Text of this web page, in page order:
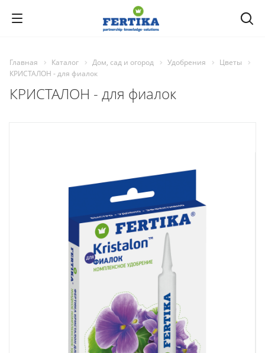
Главная Каталог Дом, сад и огород Удобрения
Цветы
КРИСТАЛОН - для фиалок
КРИСТАЛОН - для фиалок